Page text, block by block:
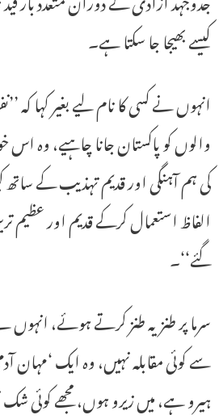
کیسے بھیجا جا سکتا ہے۔
انہوں نے کسی کا نام لیے بغیر کہا کہ
والوں کو پاکستان جانا چاہیے، وہ
کی ہم آہنگی اور قدیم تہذیب کے
الفاظ استعمال کرکے قدیم اور عظیم
گئے‘‘۔
سرما پر طنزیہ طنز کرتے ہوئے، انہوں
سے کوئی مقابلہ نہیں، وہ ایک
ہیرو ہے، میں زیرو ہوں، مجھے کوئی